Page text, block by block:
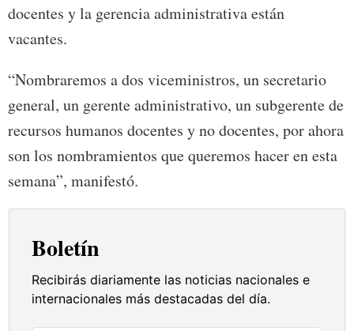
docentes y la gerencia administrativa están
vacantes.
“Nombraremos a dos viceministros, un secretario
general, un gerente administrativo, un subgerente de
recursos humanos docentes y no docentes, por ahora
son los nombramientos que queremos hacer en esta
semana”, manifestó.
Boletín
Recibirás diariamente las noticias nacionales e
internacionales más destacadas del día.